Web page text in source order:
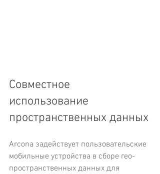
Совместное
использование
пространственных данных
Arcona задействует пользовательские
мобильные устройства в сборе гео-
пространственных данных для